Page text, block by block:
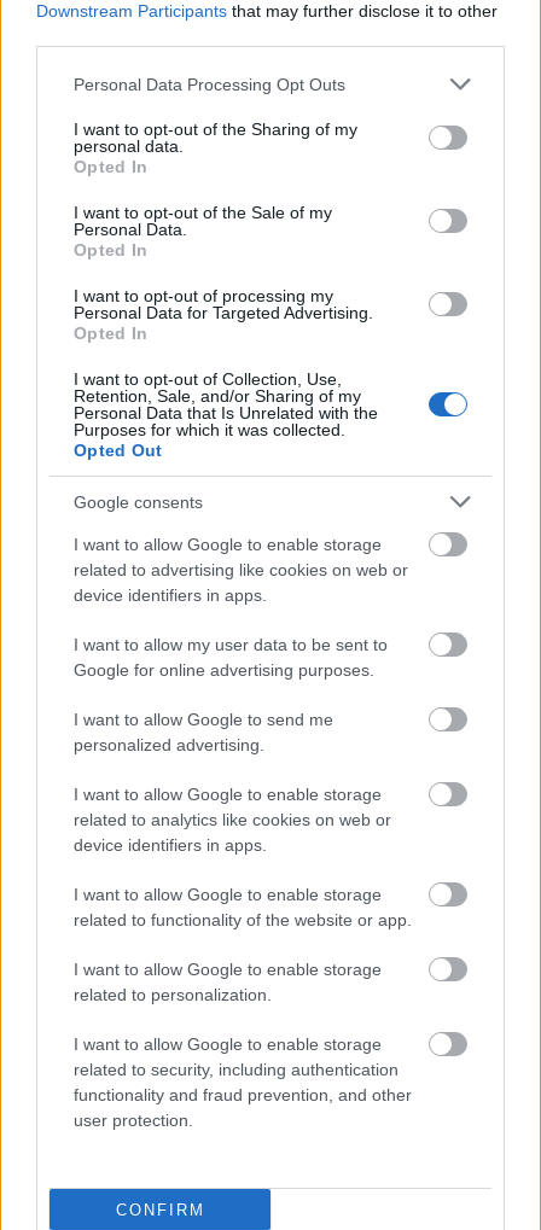
Downstream Participants that may further disclose it to other
Please note that this website/app uses one or more Google
not limited to your visit or usage behaviour. You may click to
grant or deny consent to Google and its third-party tags to
use your data for below specified purposes in below Google
consent section.
Personal Data Processing Opt Outs
I want to opt-out of the Sharing of my
personal data.
Opted In
I want to opt-out of the Sale of my
Personal Data.
Opted In
I want to opt-out of processing my
Personal Data for Targeted Advertising.
Opted In
I want to opt-out of Collection, Use,
Retention, Sale, and/or Sharing of my
Personal Data that Is Unrelated with the
Purposes for which it was collected.
Opted Out
Google consents
I want to allow Google to enable storage
related to advertising like cookies on web or
device identifiers in apps.
I want to allow my user data to be sent to
Google for online advertising purposes.
I want to allow Google to send me
personalized advertising.
I want to allow Google to enable storage
related to analytics like cookies on web or
device identifiers in apps.
I want to allow Google to enable storage
related to functionality of the website or app.
I want to allow Google to enable storage
related to personalization.
I want to allow Google to enable storage
related to security, including authentication
functionality and fraud prevention, and other
user protection.
CONFIRM
Hirschbiegel filmjének világpremierjét a
Berlinalén tartották.
Forrás:Euronews
Premier II. Világháború
MEDITATÍV UTAZÁS – A PÁN – A BELSŐ SZIGET
IGAZI FILMMŰVÉSZETI CSEMEGE